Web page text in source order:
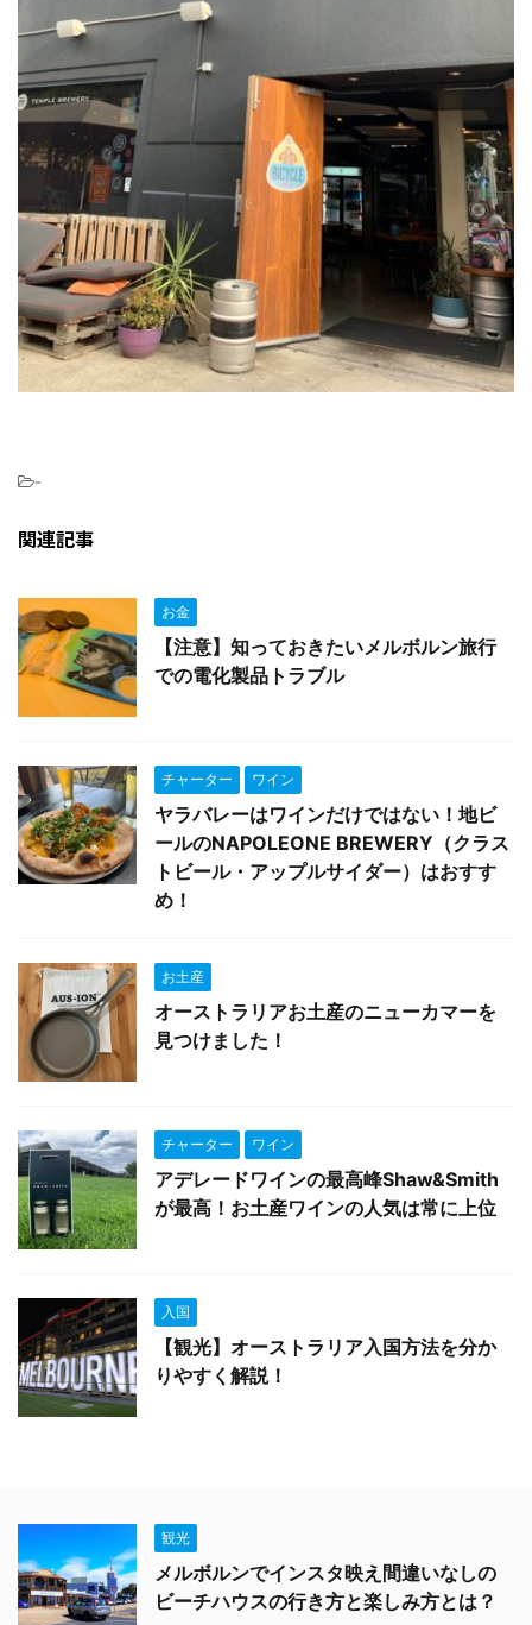
-
関連記事
お金
【注意】知っておきたいメルボルン旅行
での電化製品トラブル
チャーター ワイン
ヤラバレーはワインだけではない！地ビ
ールのNAPOLEONE BREWERY（クラス
トビール・アップルサイダー）はおすす
め！
お土産
オーストラリアお土産のニューカマーを
見つけました！
チャーター ワイン
アデレードワインの最高峰Shaw&Smith
が最高！お土産ワインの人気は常に上位
入国
【観光】オーストラリア入国方法を分か
りやすく解説！
観光
メルボルンでインスタ映え間違いなしの
ビーチハウスの行き方と楽しみ方とは？